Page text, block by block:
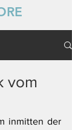
vom
inmitten der